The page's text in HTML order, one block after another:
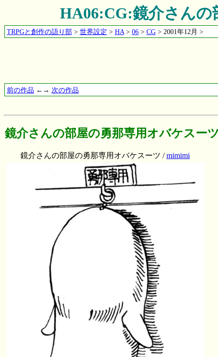
HA06:CG:鏡介さん
TRPGと創作の語り部> 世界設定 > HA> 06> CG> 2001年12月 >
前の作品 ←→ 次の作品
鏡介さんの部屋の勇那専用オバケスー
鏡介さんの部屋の勇那専用オバケスーツ /mimimi